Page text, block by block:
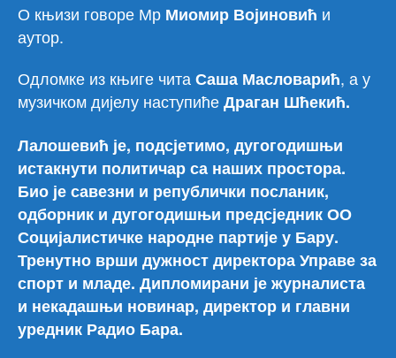
О књизи говоре Мр Миомир Војиновић и
аутор.
Одломке из књиге чита Саша Масловарић, а у
музичком дијелу наступићеДраган Шћекић.
Лалошевић је, подсјетимо, дугогодишњи
истакнути политичар са наших простора.
Био је савезни и републички посланик,
одборник и дугогодишњи предсједник ОО
Социјалистичке народне партије у Бару.
Тренутно врши дужност директора Управе за
спорт и младе. Дипломирани је журналиста
и некадашњи новинар, директор и главни
уредник Радио Бара.